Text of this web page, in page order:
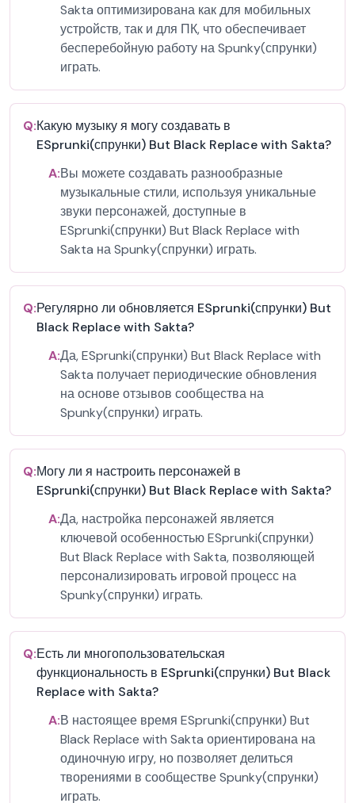
Sakta оптимизирована как для мобильных
устройств, так и для ПК, что обеспечивает
бесперебойную работу на Spunky(спрунки)
играть.
Q:Какую музыку я могу создавать в
ESprunki(спрунки) But Black Replace with Sakta?
A:Вы можете создавать разнообразные
музыкальные стили, используя уникальные
звуки персонажей, доступные в
ESprunki(спрунки) But Black Replace with
Sakta на Spunky(спрунки) играть.
Q:Регулярно ли обновляется ESprunki(спрунки) But
Black Replace with Sakta?
A:Да, ESprunki(спрунки) But Black Replace with
Sakta получает периодические обновления
на основе отзывов сообщества на
Spunky(спрунки) играть.
Q:Могу ли я настроить персонажей в
ESprunki(спрунки) But Black Replace with Sakta?
A:Да, настройка персонажей является
ключевой особенностью ESprunki(спрунки)
But Black Replace with Sakta, позволяющей
персонализировать игровой процесс на
Spunky(спрунки) играть.
Q:Есть ли многопользовательская
функциональность в ESprunki(спрунки) But Black
Replace with Sakta?
A:В настоящее время ESprunki(спрунки) But
Black Replace with Sakta ориентирована на
одиночную игру, но позволяет делиться
творениями в сообществе Spunky(спрунки)
играть.